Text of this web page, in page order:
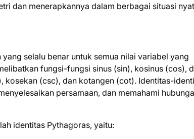
dan menerapkannya dalam berbagai situasi
selalu benar untuk semua nilai variabel yang
fungsi-fungsi sinus (sin), kosinus (cos),
(csc), dan kotangen (cot). Identitas-
persamaan, dan memahami
identitas Pythagoras, yaitu: